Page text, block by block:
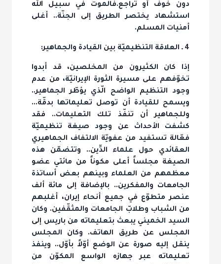
دون خوف أو تراجع.فالموت في سبيل الله
استشهاد يختصر الطريق إلى الجنّة.. أغلى
أمنيات المسلم.
4 ـ العلاقة التنظيميّة بين القيادة والجماهير:
إذا كان الكثيرون من المخلصين، قد أبدوا
تخوّفهم على مسيرة الثورة الإيرانيّة، من عدم
وجود التنظيم الواضح الّذي يؤطّر الجماهير..
ويسمح للقيادة أن توصل تعليماتها بدقّة...
وللجماهير أن تنفّذ تلك التعليمات.. فقد
كشفت الأحداث عن وجود صيغة تنظيميّة
فعّالة تستفيد من عفويّة الالتفاف الجماهيري
العقائدي حول علماء الدِّين.. وتتضمّن هذه
الصيغة مجلساً أعلى مكوناً من مائتي عضو
معظمهم من العلماء وبينهم بعض أساتذة
الجامعات والمفكرين.. بالإضافة إلى مائة ألف
عنصر متطوّع في جميع أنحاء إيران، أغلبهم
من الشباب وطلابّ الجامعات والمثقّفين. وكان
السيد الخميني يبعث بتعليماته من باريس إلى
المجلس عن طريق الهاتف. وكان المجلس
ينقل إليه صورة عن الوضع أوّلاً بأوّل.. وينفذ
تعليماته عبر جهازه الواسع المكوّن من